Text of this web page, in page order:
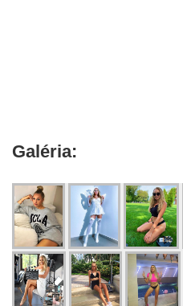
Galéria: